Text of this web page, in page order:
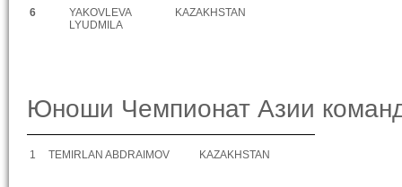
6
YAKOVLEVA
LYUDMILA
KAZAKHSTAN
Юноши Чемпионат Азии
1 TEMIRLAN ABDRAIMOV KAZAKHSTAN